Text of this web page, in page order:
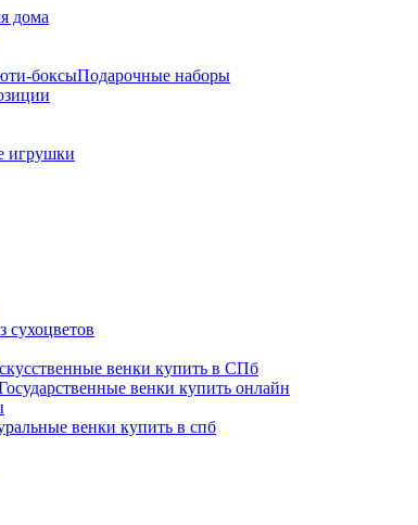
дома
боксыПодарочные наборы
игрушки
сухоцветов
венки купить в СПб
венки купить онлайн
венки купить в спб